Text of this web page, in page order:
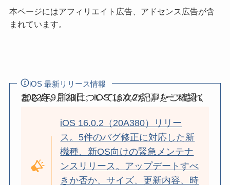
本ページにはアフィリエイト広告、アドセンス広告が含
まれています。
iOS 最新リリース情報
2022年9月23日。iOS 16.0.2がリリースされました。詳細については次の記事をご確認ください。
iOS 16.0.2（20A380）リリー
ス。5件のバグ修正に対応した新
機種、新OS向けの緊急メンテナ
ンスリリース。アップデートすべ
きか否か、サイズ、更新内容、時